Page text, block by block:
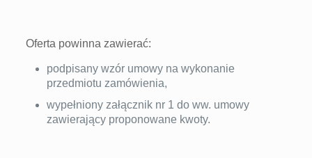
Oferta powinna zawierać:
podpisany wzór umowy na wykonanie
przedmiotu zamówienia,
wypełniony załącznik nr 1 do ww. umowy
zawierający proponowane kwoty.